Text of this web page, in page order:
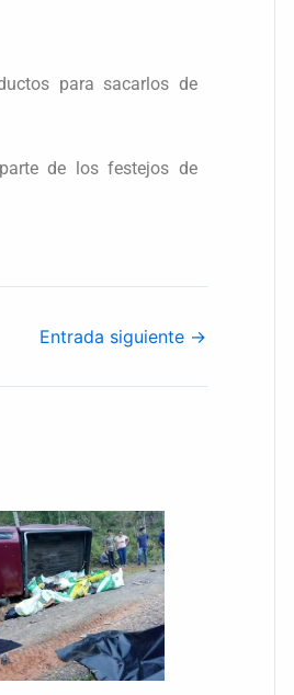
para sacarlos de
de los festejos de
Entrada siguiente →